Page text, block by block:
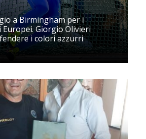
a Birmingham per i
Europei. Giorgio Olivieri
i colori azzurri